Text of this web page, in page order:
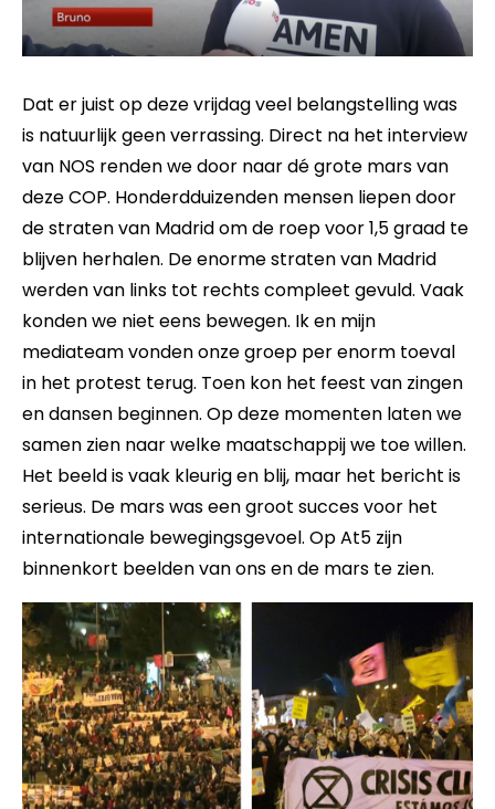
Dat er juist op deze vrijdag veel belangstelling was
is natuurlijk geen verrassing. Direct na het interview
van NOS renden we door naar dé grote mars van
deze COP. Honderdduizenden mensen liepen door
de straten van Madrid om de roep voor 1,5 graad te
blijven herhalen. De enorme straten van Madrid
werden van links tot rechts compleet gevuld. Vaak
konden we niet eens bewegen. Ik en mijn
mediateam vonden onze groep per enorm toeval
in het protest terug. Toen kon het feest van zingen
en dansen beginnen. Op deze momenten laten we
samen zien naar welke maatschappij we toe willen.
Het beeld is vaak kleurig en blij, maar het bericht is
serieus. De mars was een groot succes voor het
internationale bewegingsgevoel. Op At5 zijn
binnenkort beelden van ons en de mars te zien.